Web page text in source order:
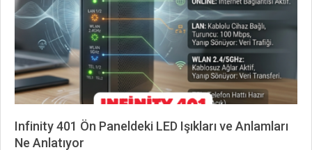
Infinity 401 Ön Paneldeki LED Işıkları ve Anlamları
Ne Anlatıyor